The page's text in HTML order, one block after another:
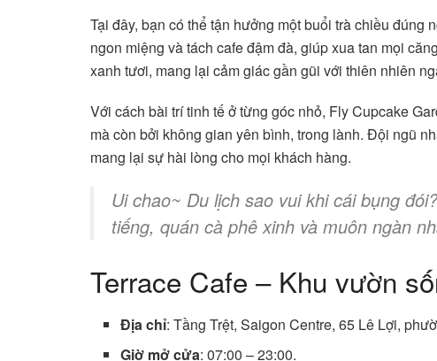
Tại đây, bạn có thể tận hưởng một buổi trà chiều
ngon miệng và tách cafe đậm đà, giúp xua tan mọi
xanh tươi, mang lại cảm giác gần gũi với thiên nhiên
Với cách bài trí tinh tế ở từng góc nhỏ, Fly Cupcake
mà còn bởi không gian yên bình, trong lành. Đội ngũ
mang lại sự hài lòng cho mọi khách hàng.
Ui chao~ Du lịch sao vui khi cái bụng
tiếng, quán cà phê xinh và muôn ngàn
Terrace Cafe – Khu vườn
Địa chỉ: Tầng Trệt, Saigon Centre, 65 Lê Lợi,
Giờ mở cửa: 07:00 – 23:00.